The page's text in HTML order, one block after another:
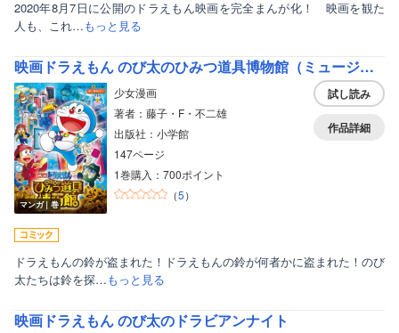
2020年8月7日に公開のドラえもん映画を完全まんが化！ 映画を観た
人も、これ…もっと見る
映画ドラえもん のび太のひみつ道具博物館（ミュージアム）
マンガ｜巻
少女漫画
著者：藤子・F・不二雄
出版社：小学館
147ページ
1巻購入：700ポイント
（5）
試し読み
作品詳細
ドラえもんの鈴が盗まれた！ドラえもんの鈴が何者かに盗まれた！のび
太たちは鈴を探…もっと見る
映画ドラえもん のび太のドラビアンナイト